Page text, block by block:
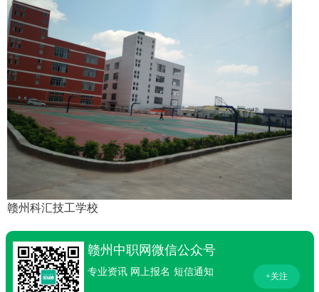
赣州科汇技工学校
赣州中职网微信公众号
专业资讯 网上报名 短信通知 +关注